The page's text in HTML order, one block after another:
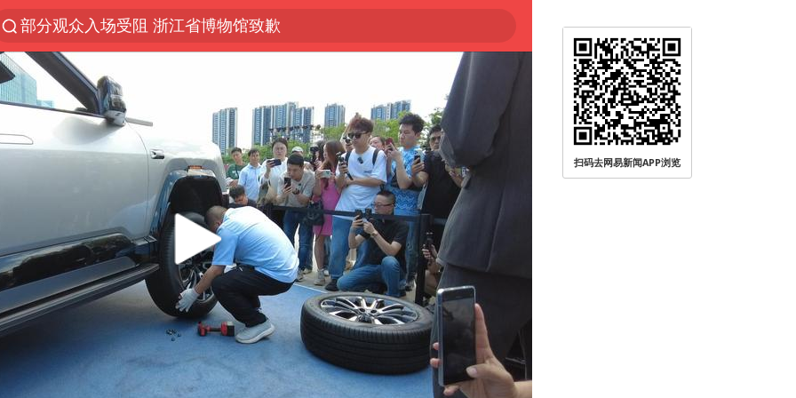
部分观众入场受阻 浙江省博物馆致歉
以“新”破局 首发经济点亮城市消费活力
青海拉面告别“兰州拉面”
U17国足三战全胜
我国编制完成新版全月地质图
法国下周开始禁止未经同意的电话营销
台风白海豚或吞掉台风鲸鱼
巡查组提问 工作人员偷用手机查答案
看守所辅警收受10万获刑1年
宇树科技 打新
多地要求领导干部带头休假
扫码去网易新闻APP浏览